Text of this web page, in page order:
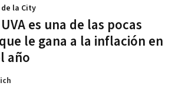
es una de las pocas
le gana a la inflación en
año
la City